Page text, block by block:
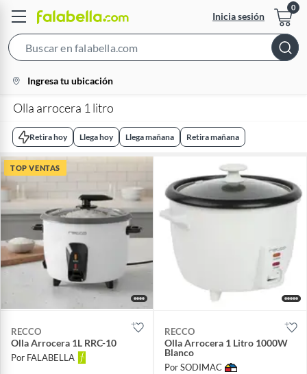
Inicia sesión
Bar
location-
icon
Ingresa tu ubicación
Olla arrocera 1 litro
Retira hoy Llega hoy Llega mañana Retira mañana
TOP VENTAS
RECCO
Olla Arrocera 1L RRC-10
Por FALABELLA
RECCO
Olla Arrocera 1 Litro 1000W
Blanco
Por SODIMAC